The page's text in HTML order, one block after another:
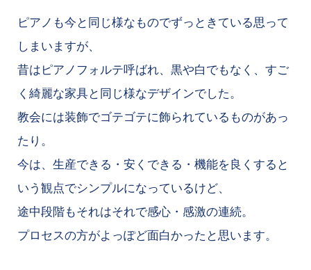
ピアノも今と同じ様なものでずっときている思って
しまいますが、
昔はピアノフォルテ呼ばれ、黒や白でもなく、すご
く綺麗な家具と同じ様なデザインでした。
教会には装飾でゴテゴテに飾られているものがあっ
たり。
今は、生産できる・安くできる・機能を良くすると
いう観点でシンプルになっているけど、
途中段階もそれはそれで感心・感激の連続。
プロセスの方がよっぽど面白かったと思います。